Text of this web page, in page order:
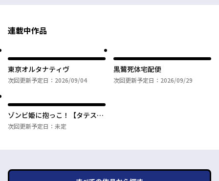
連載中作品
東京オルタナティヴ
次回更新予定日： 2026/09/04
黒鷺死体宅配便
次回更新予定日： 2026/09/29
ゾンビ姫に抱っこ！【タテス
ク】
次回更新予定日： 未定